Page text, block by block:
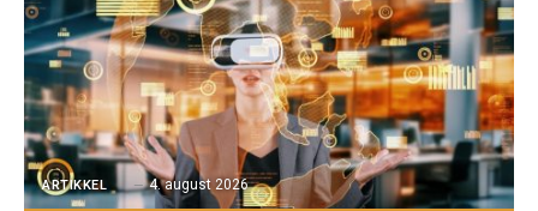
ARTIKKEL 4. august 2026